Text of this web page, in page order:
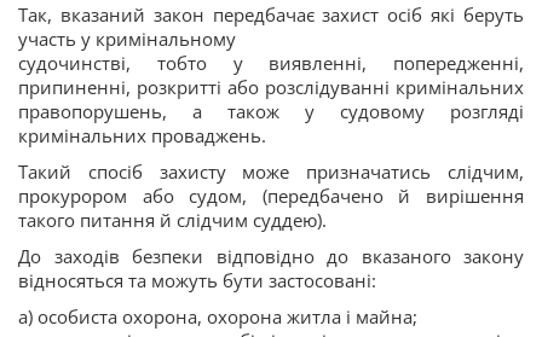
Так, вказаний закон передбачає захист осіб які беруть
участь у кримінальному
судочинстві, тобто у виявленні, попередженні,
припиненні, розкритті або розслідуванні кримінальних
правопорушень, а також у судовому розгляді
кримінальних проваджень.
Такий спосіб захисту може призначатись слідчим,
прокурором або судом, (передбачено й вирішення
такого питання й слідчим суддею).
До заходів безпеки відповідно до вказаного закону
відносяться та можуть бути застосовані:
а) особиста охорона, охорона житла і майна;